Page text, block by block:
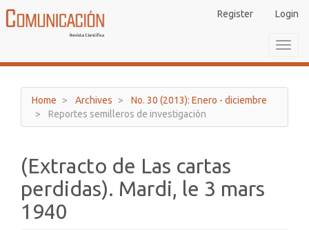
Navigation
Sidebar
Register Login
Home Archives
No. 30 (2013): Enero - diciembre
Reportes semilleros de investigación
(Extracto de Las cartas
perdidas). Mardi, le 3 mars
1940